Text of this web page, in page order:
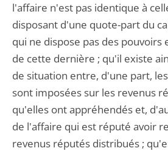
l'affaire n'est pas identique à
disposant d'une quote-part du
qui ne dispose pas des pouvoirs
de cette dernière ; qu'il existe
de situation entre, d'une part,
sont imposées sur les revenus
qu'elles ont appréhendés et,
de l'affaire qui est réputé avoir
revenus réputés distribués ;